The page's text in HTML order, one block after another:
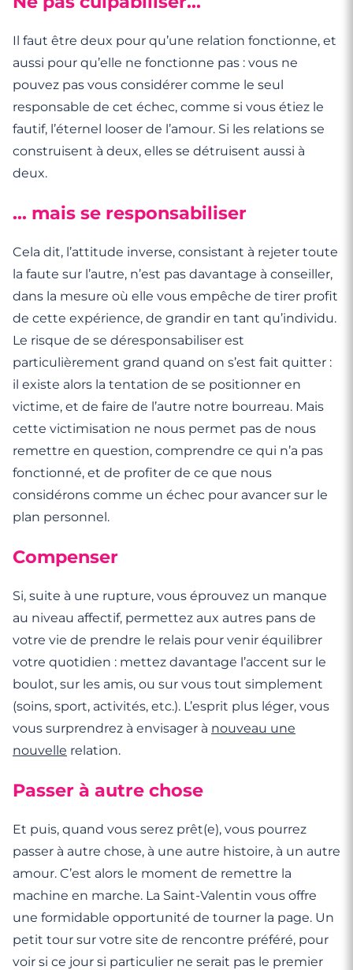
Il faut être deux pour qu’une relation fonctionne, et
aussi pour qu’elle ne fonctionne pas : vous ne
pouvez pas vous considérer comme le seul
responsable de cet échec, comme si vous étiez le
fautif, l’éternel looser de l’amour. Si les relations se
construisent à deux, elles se détruisent aussi à
deux.
… mais se responsabiliser
Cela dit, l’attitude inverse, consistant à rejeter toute
la faute sur l’autre, n’est pas davantage à conseiller,
dans la mesure où elle vous empêche de tirer profit
de cette expérience, de grandir en tant qu’individu.
Le risque de se déresponsabiliser est
particulièrement grand quand on s’est fait quitter :
il existe alors la tentation de se positionner en
victime, et de faire de l’autre notre bourreau. Mais
cette victimisation ne nous permet pas de nous
remettre en question, comprendre ce qui n’a pas
fonctionné, et de profiter de ce que nous
considérons comme un échec pour avancer sur le
plan personnel.
Compenser
Si, suite à une rupture, vous éprouvez un manque
au niveau affectif, permettez aux autres pans de
votre vie de prendre le relais pour venir équilibrer
votre quotidien : mettez davantage l’accent sur le
boulot, sur les amis, ou sur vous tout simplement
(soins, sport, activités, etc.). L’esprit plus léger, vous
vous surprendrez à envisager à nouveau une
nouvelle relation.
Passer à autre chose
Et puis, quand vous serez prêt(e), vous pourrez
passer à autre chose, à une autre histoire, à un autre
amour. C’est alors le moment de remettre la
machine en marche. La Saint-Valentin vous offre
une formidable opportunité de tourner la page. Un
petit tour sur votre site de rencontre préféré, pour
voir si ce jour si particulier ne serait pas le premier